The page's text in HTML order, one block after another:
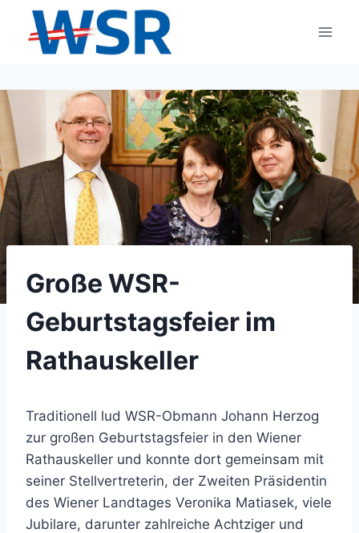
Inhalt
springen
Große WSR-
Geburtstagsfeier im
Rathauskeller
Traditionell lud WSR-Obmann Johann Herzog
zur großen Geburtstagsfeier in den Wiener
Rathauskeller und konnte dort gemeinsam mit
seiner Stellvertreterin, der Zweiten Präsidentin
des Wiener Landtages Veronika Matiasek, viele
Jubilare, darunter zahlreiche Achtziger und